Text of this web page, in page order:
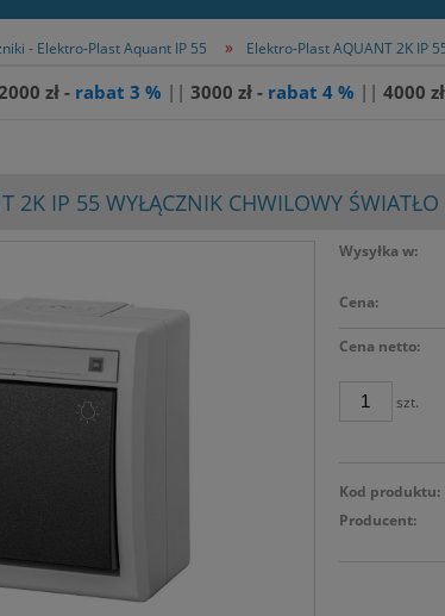
- Elektro-Plast Aquant IP 55 » Elektro-Plast AQUANT 2K IP
zł - rabat 3 % || 3000 zł - rabat 4 % || 4000
2K IP 55 WYŁĄCZNIK CHWILOWY ŚWIATŁO
Wysyłka w:
Cena:
Cena netto:
szt.
Kod produktu:
Producent: